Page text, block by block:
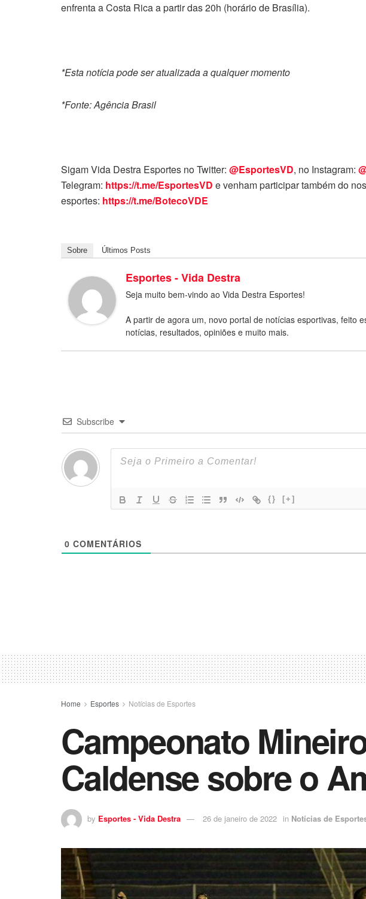
enfrenta a Costa Rica a partir das 20h (horário de Brasília).
*Esta notícia pode ser atualizada a qualquer momento
*Fonte: Agência Brasil
Sigam Vida Destra Esportes no Twitter: @EsportesVD, no Instagram:
Telegram: https://t.me/EsportesVD e venham participar também do
esportes: https://t.me/BotecoVDE
Sobre Últimos Posts
Esportes - Vida Destra
Seja muito bem-vindo ao Vida Destra Esportes!
A partir de agora um, novo portal de notícias esportivas, feito
notícias, resultados, opiniões e muito mais.
Subscribe
{} [+]
0 COMENTÁRIOS
Home Esportes Notícias de Esportes
Campeonato
Caldense sobre o
by Esportes - Vida Destra 26 de janeiro de 2022 in Notícias de